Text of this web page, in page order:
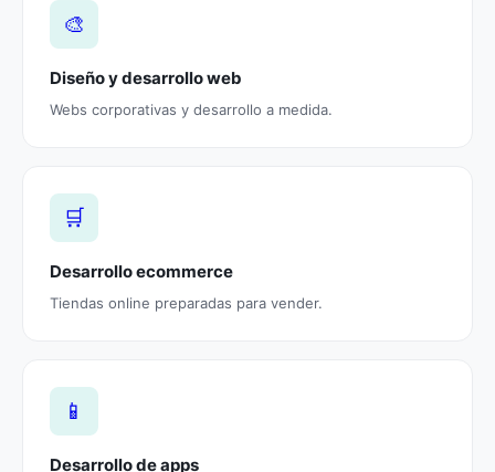
🎨
Diseño y desarrollo web
Webs corporativas y desarrollo a medida.
🛒
Desarrollo ecommerce
Tiendas online preparadas para vender.
📱
Desarrollo de apps